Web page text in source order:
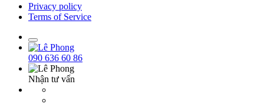
Privacy policy
Terms of Service
090 636 60 86
Nhận tư vấn